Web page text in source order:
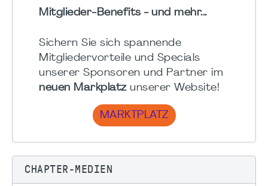
Mitglieder-Benefits - und mehr...
Sichern Sie sich spannende
Mitgliedervorteile und Specials
unserer Sponsoren und Partner im
neuen Markplatzunserer Website!
MARKTPLATZ
CHAPTER-MEDIEN